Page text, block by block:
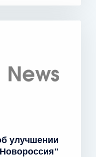
улучшении